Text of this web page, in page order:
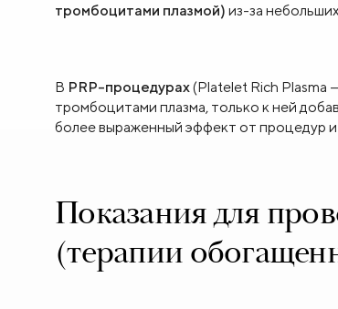
тромбоцитами плазмой) из-за
В PRP-процедурах(Platelet Rich Plasma
тромбоцитами плазма, только к ней
более выраженный эффект от процедур
Показания для
(терапии